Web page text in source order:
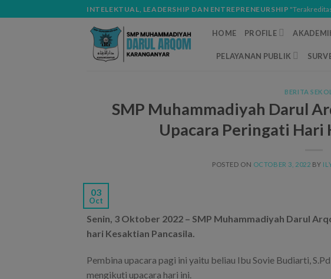
to
INTELEKTUAL, LEADERSHIP DAN ENTREPRENEURSHIP
HOME PROFILE
PELAYANAN PUBLIK
BERITA
SMP Muhammadiyah Darul
Upacara Peringati Hari
POSTED ON OCTOBER 3, 2022 BY
03
Oct
Senin, 3 Oktober 2022 – SMP Muhammadiyah Darul
hari Kesaktian Pancasila.
Pembina upacara pagi ini yaitu beliau Ibu Sovie Budiarti,
mengikuti upacara hari ini.